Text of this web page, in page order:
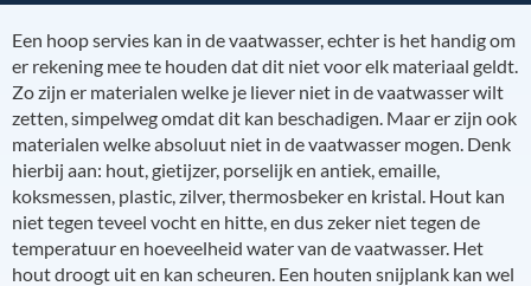
Een hoop servies kan in de vaatwasser, echter is het handig om
er rekening mee te houden dat dit niet voor elk materiaal geldt.
Zo zijn er materialen welke je liever niet in de vaatwasser wilt
zetten, simpelweg omdat dit kan beschadigen. Maar er zijn ook
materialen welke absoluut niet in de vaatwasser mogen. Denk
hierbij aan: hout, gietijzer, porselijk en antiek, emaille,
koksmessen, plastic, zilver, thermosbeker en kristal. Hout kan
niet tegen teveel vocht en hitte, en dus zeker niet tegen de
temperatuur en hoeveelheid water van de vaatwasser. Het
hout droogt uit en kan scheuren. Een houten snijplank kan wel